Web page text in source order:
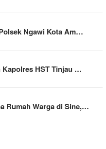
Ngawi Kota Am…
Kapolres HST Tinjau …
Rumah Warga di Sine,…